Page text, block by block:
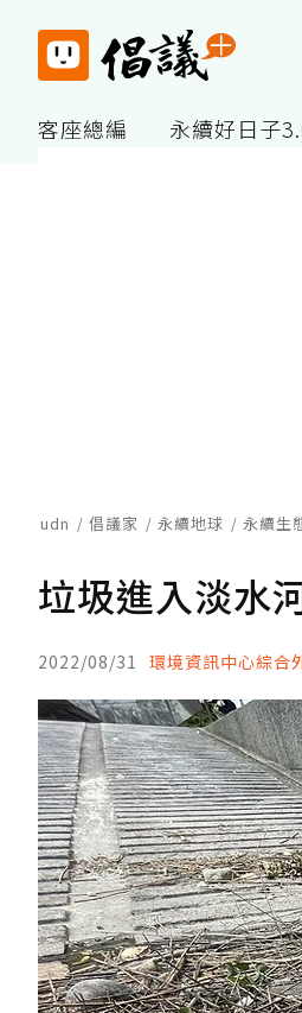
客座總編 永續好日子
udn 倡議家 永續地球 永續生
垃圾進入淡水
2022/08/31 環境資訊中心綜合